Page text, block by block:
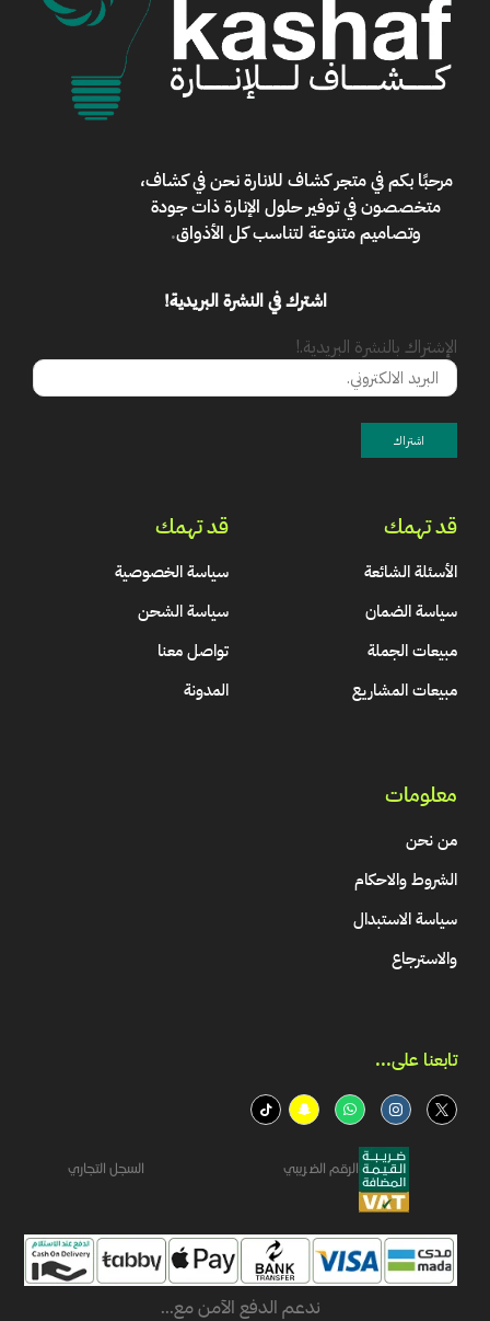
مرحبًا بكم فيمتجر كشاف للانارةنحن في كشاف،
متخصصون في توفير حلول الإنارة ذات جودة
وتصاميم متنوعة لتناسب كل الأذواق.
اشترك في النشرة البريدية!
الإشتراك بالنشرة البريدية.!
قد تهمك
الأسئلة الشائعة
سياسة الضمان
مبيعات الجملة
مبيعات المشاريع
قد تهمك
سياسة الخصوصية
سياسة الشحن
تواصل معنا
المدونة
معلومات
من نحن
الشروط والاحكام
سياسة الاستبدال
والاسترجاع
تابعنا على...​
الرقم الضريبي السجل التجاري
ندعم الدفع الآمن مع...